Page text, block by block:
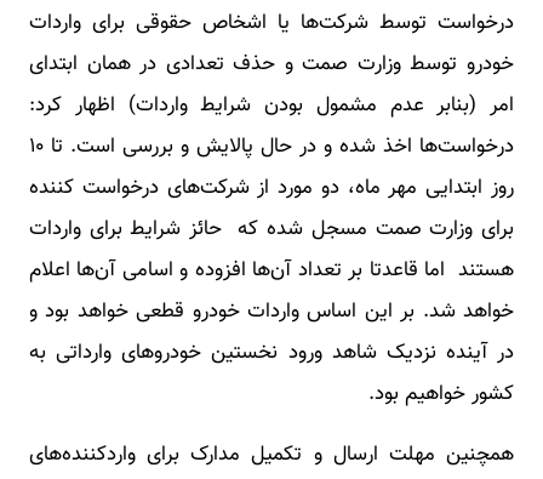
درخواست توسط شرکت‌ها یا اشخاص حقوقی برای واردات
خودرو توسط وزارت صمت و حذف تعدادی در همان ابتدای
امر (بنابر عدم مشمول بودن شرایط واردات) اظهار کرد:
درخواست‌ها اخذ شده و در حال پالایش و بررسی است. تا ۱۰
روز ابتدایی مهر ماه، دو مورد از شرکت‌های درخواست کننده
برای وزارت صمت مسجل شده که حائز شرایط برای واردات
هستند اما قاعدتا بر تعداد آن‌ها افزوده و اسامی آن‌ها اعلام
خواهد شد. بر این اساس واردات خودرو قطعی خواهد بود و
در آینده نزدیک شاهد ورود نخستین خودروهای وارداتی به
کشور خواهیم بود.
همچنین مهلت ارسال و تکمیل مدارک برای واردکننده‌های